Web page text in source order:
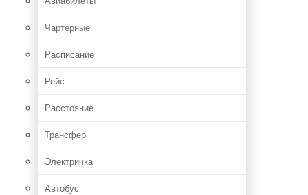
Чартерные
Расписание
Рейс
Расстояние
Трансфер
Электричка
Автобус